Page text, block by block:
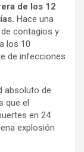
de los 12
Hace una
contagios y
los 10
de infecciones
absoluto de
que el
en 24
explosión